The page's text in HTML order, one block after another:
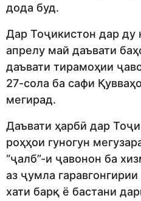
дода буд.
Дар Тоҷикистон дар ду
апрелу май даъвати
даъвати тирамоҳии
27-сола ба сафи
мегирад.
Даъвати ҳарбӣ дар
роҳҳои гуногун
“ҷалб”-и ҷавонон ба
аз ҷумла
хати барқ ё бастани